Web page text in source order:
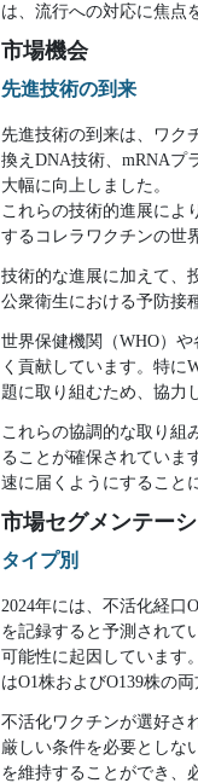
は、流行への対応に焦点
市場機会
先進技術の到来
先進技術の到来は、ワク
換えDNA技術、mRNAプ
大幅に向上しました。
これらの技術的進展によ
するコレラワクチンの世
技術的な進展に加えて、
公衆衛生における予防接
世界保健機関（WHO）
く貢献しています。特に
題に取り組むため、協力
これらの協調的な取り組
ることが確保されていま
速に届くようにすること
市場セグメンテー
タイプ別
2024年には、不活化経口
を記録すると予測されて
可能性に起因しています
はO1株およびO139株の
不活化ワクチンが選好さ
厳しい条件を必要としな
を維持することができ、